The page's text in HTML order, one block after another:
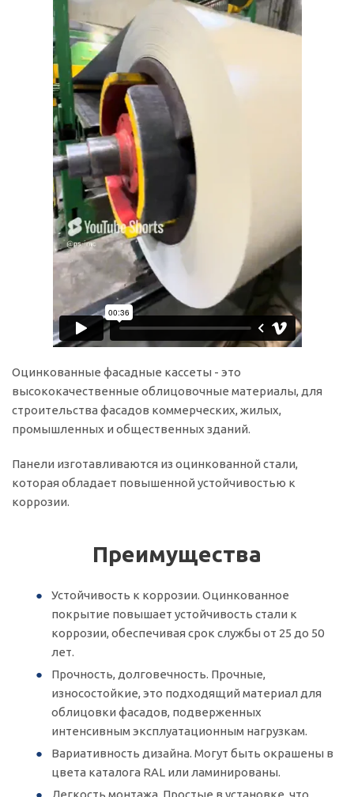
Оцинкованные фасадные кассеты - это
высококачественные облицовочные материалы, для
строительства фасадов коммерческих, жилых,
промышленных и общественных зданий.
Панели изготавливаются из оцинкованной стали,
которая обладает повышенной устойчивостью к
коррозии.
Преимущества
Устойчивость к коррозии. Оцинкованное
покрытие повышает устойчивость стали к
коррозии, обеспечивая срок службы от 25 до 50
лет.
Прочность, долговечность. Прочные,
износостойкие, это подходящий материал для
облицовки фасадов, подверженных
интенсивным эксплуатационным нагрузкам.
Вариативность дизайна. Могут быть окрашены в
цвета каталога RAL или ламинированы.
Легкость монтажа. Простые в установке, что